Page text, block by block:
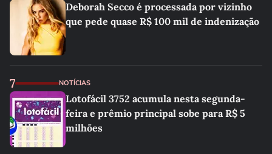
Deborah Secco é processada por vizinho
que pede quase R$ 100 mil de indenização
7 NOTÍCIAS
Lotofácil 3752 acumula nesta segunda-
feira e prêmio principal sobe para R$ 5
milhões